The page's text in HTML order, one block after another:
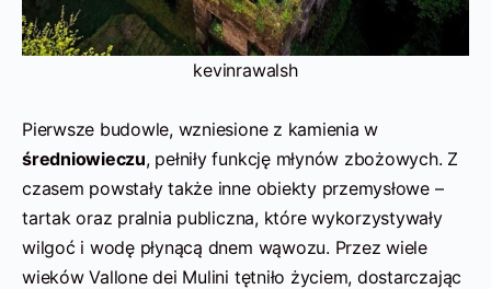
kevinrawalsh
Pierwsze budowle, wzniesione z kamienia w
średniowieczu, pełniły funkcję młynów zbożowych. Z
czasem powstały także inne obiekty przemysłowe –
tartak oraz pralnia publiczna, które wykorzystywały
wilgoć i wodę płynącą dnem wąwozu. Przez wiele
wieków Vallone dei Mulini tętniło życiem, dostarczając